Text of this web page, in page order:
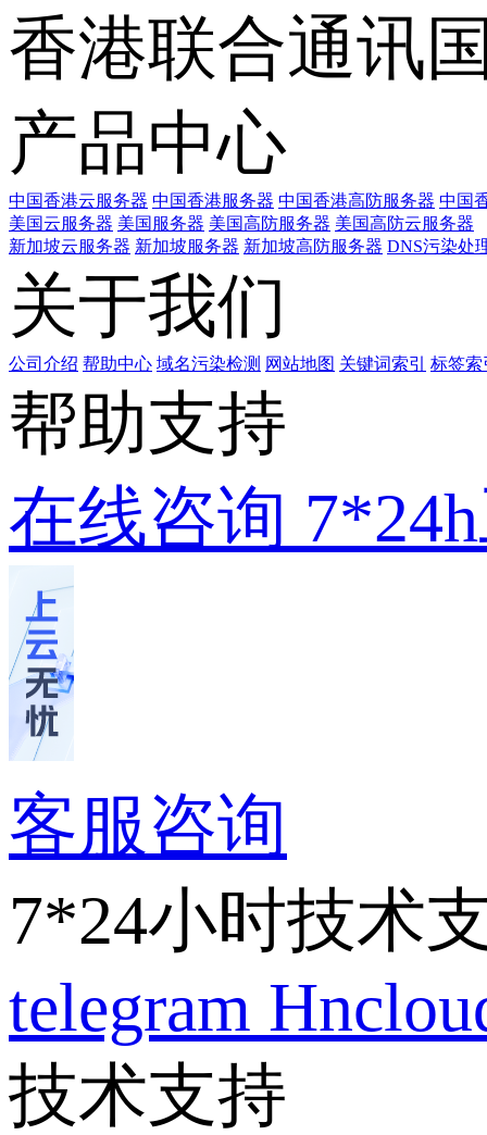
香港联合通讯
产品中心
中国香港云服务器 中国香港服务器 中国香港高防服务器 中国
美国云服务器 美国服务器 美国高防服务器 美国高防云服务器
新加坡云服务器 新加坡服务器 新加坡高防服务器 DNS污染处
关于我们
公司介绍 帮助中心 域名污染检测 网站地图 关键词索引 标签索
帮助支持
在线咨询
客服咨询
7*24小时技术
telegram
技术支持